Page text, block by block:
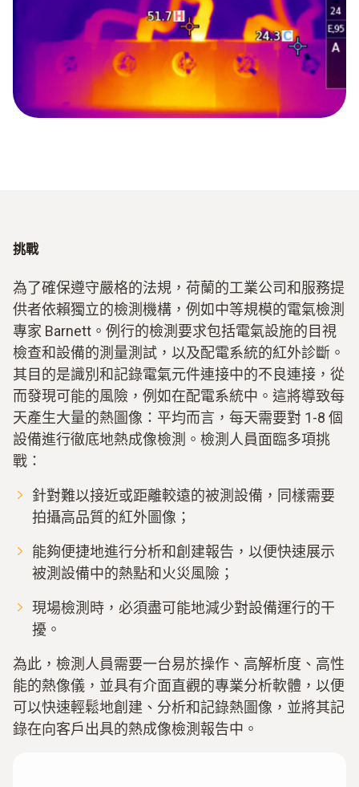
挑戰
為了確保遵守嚴格的法規，荷蘭的工業公司和服務提
供者依賴獨立的檢測機構，例如中等規模的電氣檢測
專家 Barnett。例行的檢測要求包括電氣設施的目視
檢查和設備的測量測試，以及配電系統的紅外診斷。
其目的是識別和記錄電氣元件連接中的不良連接，從
而發現可能的風險，例如在配電系統中。這將導致每
天產生大量的熱圖像：平均而言，每天需要對 1-8 個
設備進行徹底地熱成像檢測。檢測人員面臨多項挑
戰：
針對難以接近或距離較遠的被測設備，同樣需要
拍攝高品質的紅外圖像；
能夠便捷地進行分析和創建報告，以便快速展示
被測設備中的熱點和火災風險；
現場檢測時，必須盡可能地減少對設備運行的干
擾。
為此，檢測人員需要一台易於操作、高解析度、高性
能的熱像儀，並具有介面直觀的專業分析軟體，以便
可以快速輕鬆地創建、分析和記錄熱圖像，並將其記
錄在向客戶出具的熱成像檢測報告中。